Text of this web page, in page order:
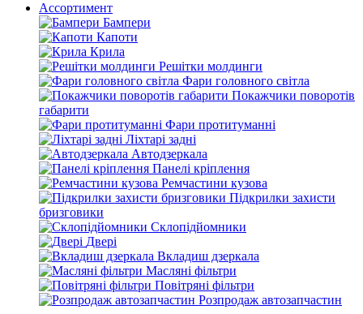
Ассортимент
Бампери
Капоти
Крила
Решітки молдинги
Фари головного світла
Покажчики поворотів
габарити
Фари протитуманні
Ліхтарі задні
Автодзеркала
Панелі кріплення
Ремчастини кузова
Підкрилки захисти
бризговики
Склопідйомники
Двері
Вкладиш дзеркала
Масляні фільтри
Повітряні фільтри
Розпродаж автозапчастин